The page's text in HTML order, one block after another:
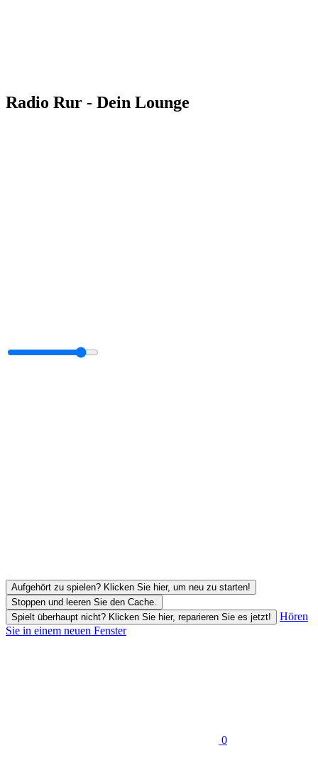
Radio Rur - Dein Lounge
Aufgehört zu spielen? Klicken Sie hier, um neu zu starten!
Stoppen und leeren Sie den Cache.
Spielt überhaupt nicht? Klicken Sie hier, reparieren Sie es jetzt!
Hören
Sie in einem neuen Fenster
0